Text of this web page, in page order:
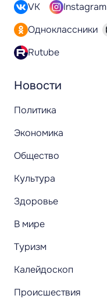
Новости
Политика
Экономика
Общество
Культура
Здоровье
В мире
Туризм
Калейдоскоп
Происшествия
VK Instagram
Одноклассники
Rutube